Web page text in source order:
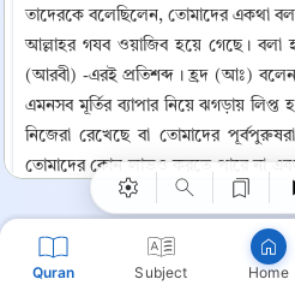
Quran Subject Home
তাদেরকে বলেছিলেন, তোমাদের একথা
আল্লাহর গযব ওয়াজিব হয়ে গেছে। বলা
(আরবী) -এরই প্রতিশব্দ । হ্রদ (আঃ)
এমনসব মূর্তির ব্যাপার নিয়ে ঝগড়ায়
নিজেরা রেখেছে বা তোমাদের
তোমাদের কোন লাভও করতে পারে না
না। আল্লাহ তোমাদেরকে এগুলোর
এবং তোমাদের কাছে এর কোন দলীল
হয় তবে ঠিক আছে, তোমরা শাস্তির
তোমাদের সাথে অপেক্ষা করছি। এটা
Copy